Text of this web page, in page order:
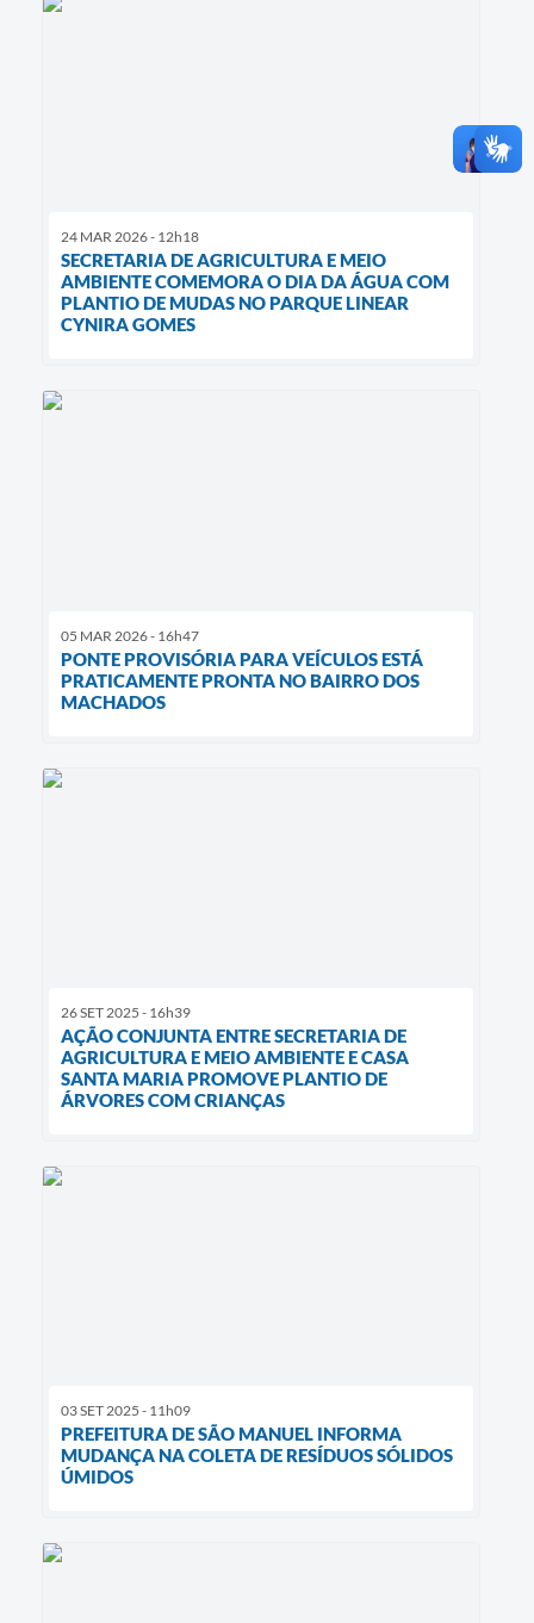
24 MAR 2026 - 12h18
SECRETARIA DE AGRICULTURA E MEIO
AMBIENTE COMEMORA O DIA DA ÁGUA COM
PLANTIO DE MUDAS NO PARQUE LINEAR
CYNIRA GOMES
05 MAR 2026 - 16h47
PONTE PROVISÓRIA PARA VEÍCULOS ESTÁ
PRATICAMENTE PRONTA NO BAIRRO DOS
MACHADOS
26 SET 2025 - 16h39
AÇÃO CONJUNTA ENTRE SECRETARIA DE
AGRICULTURA E MEIO AMBIENTE E CASA
SANTA MARIA PROMOVE PLANTIO DE
ÁRVORES COM CRIANÇAS
03 SET 2025 - 11h09
PREFEITURA DE SÃO MANUEL INFORMA
MUDANÇA NA COLETA DE RESÍDUOS SÓLIDOS
ÚMIDOS